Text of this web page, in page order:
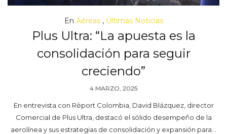
En Aéreas, Últimas Noticias
Plus Ultra: “La apuesta es la
consolidación para seguir
creciendo”
4 MARZO, 2025
En entrevista con Rèport Colombia, David Blázquez, director
Comercial de Plus Ultra, destacó el sólido desempeño de la
aerolínea y sus estrategias de consolidación y expansión para…